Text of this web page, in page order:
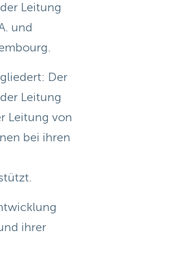
Leitung
und
Der
Leitung
Leitung von
bei ihren
ihrer